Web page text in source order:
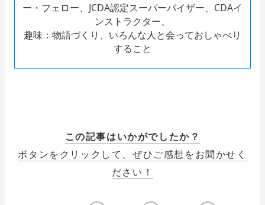
ー・フェロー、JCDA認定スーパーバイザー、CDAイ
ンストラクター、
趣味：物語づくり、いろんな人と会っておしゃべり
すること
この記事はいかがでしたか？
ボタンをクリックして、ぜひご感想をお聞かせく
ださい！